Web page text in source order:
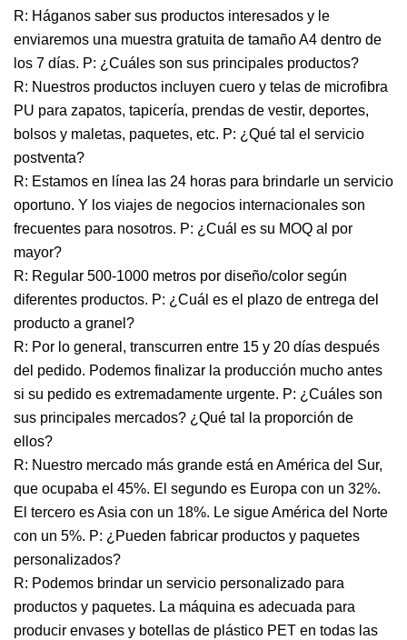
R: Háganos saber sus productos interesados ​​y le
enviaremos una muestra gratuita de tamaño A4 dentro de
los 7 días. P: ¿Cuáles son sus principales productos?
R: Nuestros productos incluyen cuero y telas de microfibra
PU para zapatos, tapicería, prendas de vestir, deportes,
bolsos y maletas, paquetes, etc. P: ¿Qué tal el servicio
postventa?
R: Estamos en línea las 24 horas para brindarle un servicio
oportuno. Y los viajes de negocios internacionales son
frecuentes para nosotros. P: ¿Cuál es su MOQ al por
mayor?
R: Regular 500-1000 metros por diseño/color según
diferentes productos. P: ¿Cuál es el plazo de entrega del
producto a granel?
R: Por lo general, transcurren entre 15 y 20 días después
del pedido. Podemos finalizar la producción mucho antes
si su pedido es extremadamente urgente. P: ¿Cuáles son
sus principales mercados? ¿Qué tal la proporción de
ellos?
R: Nuestro mercado más grande está en América del Sur,
que ocupaba el 45%. El segundo es Europa con un 32%.
El tercero es Asia con un 18%. Le sigue América del Norte
con un 5%. P: ¿Pueden fabricar productos y paquetes
personalizados?
R: Podemos brindar un servicio personalizado para
productos y paquetes. La máquina es adecuada para
producir envases y botellas de plástico PET en todas las